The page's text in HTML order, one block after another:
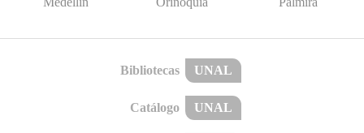
Bibliotecas UNAL
Catálogo UNAL